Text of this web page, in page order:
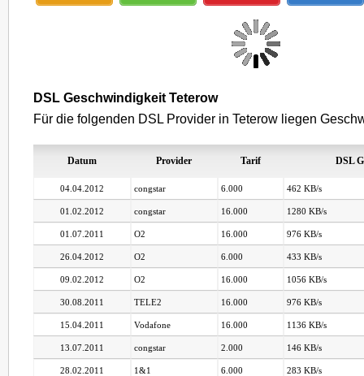
DSL Geschwindigkeit Teterow
Für die folgenden DSL Provider in Teterow liegen
Datum Provider Tarif DSL
04.04.2012 congstar 6.000 462 KB/s
01.02.2012 congstar 16.000 1280 KB/s
01.07.2011 O2 16.000 976 KB/s
26.04.2012 O2 6.000 433 KB/s
09.02.2012 O2 16.000 1056 KB/s
30.08.2011 TELE2 16.000 976 KB/s
15.04.2011 Vodafone 16.000 1136 KB/s
13.07.2011 congstar 2.000 146 KB/s
28.02.2011 1&1 6.000 283 KB/s